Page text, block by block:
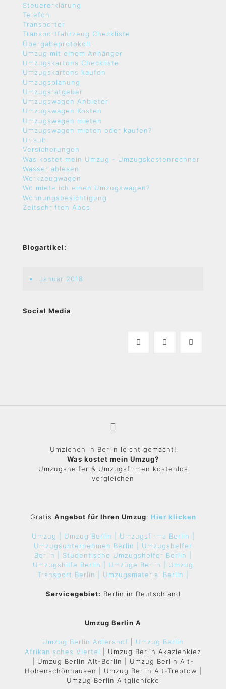
Steuererklärung
Telefon
Transporter
Transportfahrzeug Checkliste
Übergabeprotokoll
Umzug mit einem Anhänger
Umzugskartons Checkliste
Umzugskartons kaufen
Umzugsplanung
Umzugsratgeber
Umzugswagen Anbieter
Umzugswagen Kosten
Umzugswagen mieten
Umzugswagen mieten oder kaufen?
Urlaub
Versicherungen
Was kostet mein Umzug - Umzugskostenrechner
Wasser ablesen
Werkzeugwagen
Wo miete ich einen Umzugswagen?
Wohnungsbesichtigung
Zeitschriften Abos
Blogartikel:
Januar 2018
Social Media
Umziehen in Berlin leicht gemacht!
Was kostet mein Umzug?
Umzugshelfer & Umzugsfirmen kostenlos
vergleichen
Gratis Angebot für Ihren Umzug: Hier klicken
Umzug | Umzug Berlin |
Umzugsfirma Berlin |
Umzugsunternehmen Berlin | Umzugshelfer
Berlin | Studentische Umzugshelfer Berlin |
Umzugshilfe Berlin | Umzüge Berlin | Umzug
Transport Berlin | Umzugsmaterial Berlin |
Servicegebiet: Berlin in Deutschland
Umzug Berlin A
Umzug Berlin Adlershof
Umzug Berlin
Afrikanisches Viertel
| Umzug Berlin Akazienkiez
| Umzug Berlin Alt-Berlin | Umzug Berlin Alt-
Hohenschönhausen | Umzug Berlin Alt-Treptow |
Umzug Berlin Altglienicke